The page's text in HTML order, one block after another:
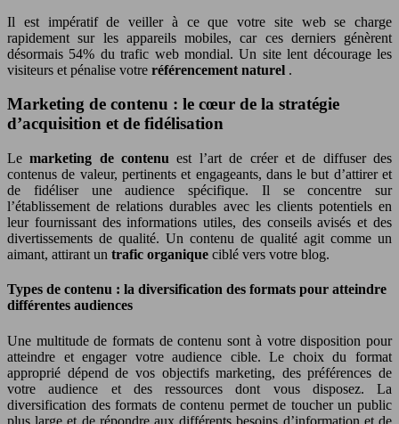
Il est impératif de veiller à ce que votre site web se charge
rapidement sur les appareils mobiles, car ces derniers génèrent
désormais 54% du trafic web mondial. Un site lent décourage les
visiteurs et pénalise votre référencement naturel .
Marketing de contenu : le cœur de la stratégie
d’acquisition et de fidélisation
Lemarketing de contenuest l’art de créer et de diffuser des
contenus de valeur, pertinents et engageants, dans le but d’attirer et
de fidéliser une audience spécifique. Il se concentre sur
l’établissement de relations durables avec les clients potentiels en
leur fournissant des informations utiles, des conseils avisés et des
divertissements de qualité. Un contenu de qualité agit comme un
aimant, attirant un trafic organique ciblé vers votre blog.
Types de contenu : la diversification des formats pour atteindre
différentes audiences
Une multitude de formats de contenu sont à votre disposition pour
atteindre et engager votre audience cible. Le choix du format
approprié dépend de vos objectifs marketing, des préférences de
votre audience et des ressources dont vous disposez. La
diversification des formats de contenu permet de toucher un public
plus large et de répondre aux différents besoins d’information et de